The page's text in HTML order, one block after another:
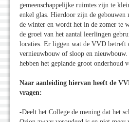
gemeenschappelijke ruimtes zijn te
enkel glas. Hierdoor zijn de
de winter en wordt het in de zomer te
de groei van het aantal leerlingen
locaties. Er liggen wat de VVD betreft
vernieuwbouw of sloop en nieuwbouw.
hebben het geplande groot onderhoud
Naar aanleiding hiervan heeft de
vragen:
-Deelt het College de mening dat het